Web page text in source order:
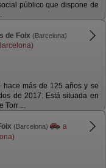
público que dispone de
de Foix (Barcelona)
hace más de 125 años y se
de 2017. Está situada en
Torr ...
(Barcelona)
a